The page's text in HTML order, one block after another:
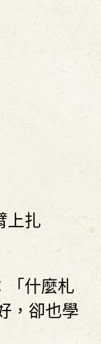
上扎
「什麼札
，卻也學